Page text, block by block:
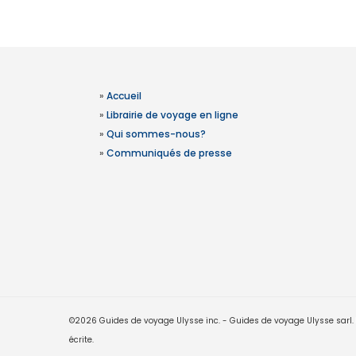
» Accueil
» Librairie de voyage en ligne
» Qui sommes-nous?
» Communiqués de presse
©2026 Guides de voyage Ulysse inc. - Guides de voyage Ulysse
écrite.